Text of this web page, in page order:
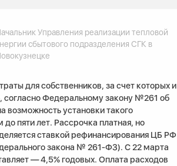
Управления реализации тепловой
сбытового подразделения СГК в
для собственников, за счет которых и
согласно Федеральному закону №261 об
возможность установки такого
пяти лет. Рассрочка платная, но
ставкой рефинансирования ЦБ РФ
закона № 261‑ФЗ). С 22 марта
— 4,5% годовых. Оплата расходов